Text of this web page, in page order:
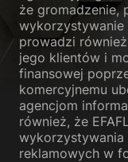
że gromadzenie,
wykorzystywanie
prowadzi
jego klientów i
finansowej
komercyjnemu
agencjom
również, że
wykorzystywania
reklamowych w